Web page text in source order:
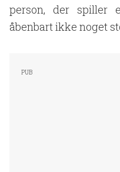
person, der spiller
åbenbart ikke noget